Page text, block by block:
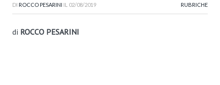
DI ROCCO PESARINI IL 02/08/2019 RUBRICHE
di ROCCO PESARINI